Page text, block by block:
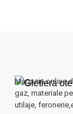
Magazin online
gaz, materiale
utilaje,